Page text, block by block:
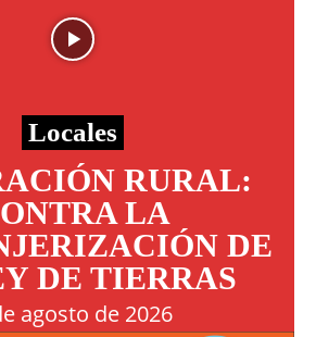
Locales
RURAL:
LA
DE
DE TIERRAS
agosto de 2026